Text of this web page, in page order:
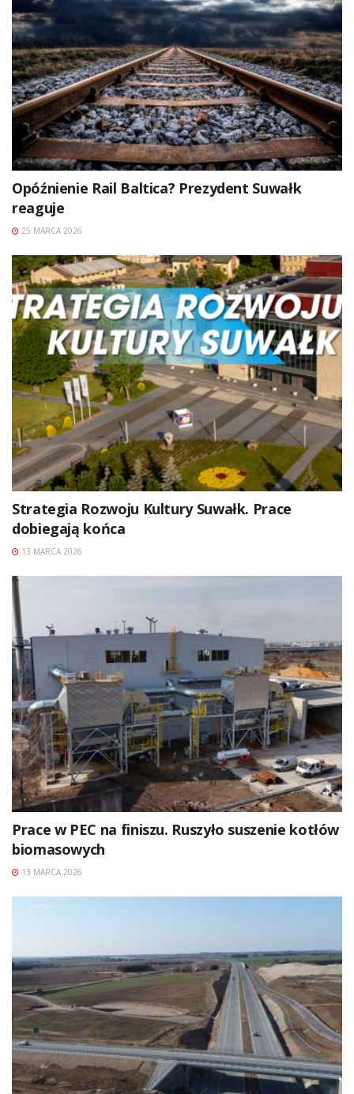
Opóźnienie Rail Baltica? Prezydent Suwałk
reaguje
25 MARCA 2026
Strategia Rozwoju Kultury Suwałk. Prace
dobiegają końca
13 MARCA 2026
Prace w PEC na finiszu. Ruszyło suszenie kotłów
biomasowych
13 MARCA 2026